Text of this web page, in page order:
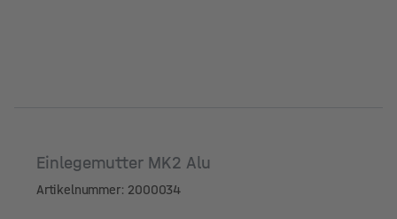
Einlegemutter MK2 Alu
Artikelnummer: 2000034